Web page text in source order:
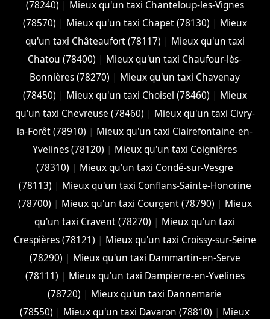
(78240) | Mieux qu'un taxi Chanteloup-les-Vignes
(78570) | Mieux qu'un taxi Chapet (78130) | Mieux
qu'un taxi Châteaufort (78117) | Mieux qu'un taxi
Chatou (78400) | Mieux qu'un taxi Chaufour-lès-
Bonnières (78270) | Mieux qu'un taxi Chavenay
(78450) | Mieux qu'un taxi Choisel (78460) | Mieux
qu'un taxi Chevreuse (78460) | Mieux qu'un taxi Civry-
la-Forêt (78910) | Mieux qu'un taxi Clairefontaine-en-
Yvelines (78120) | Mieux qu'un taxi Coignières
(78310) | Mieux qu'un taxi Condé-sur-Vesgre
(78113) | Mieux qu'un taxi Conflans-Sainte-Honorine
(78700) | Mieux qu'un taxi Courgent (78790) | Mieux
qu'un taxi Cravent (78270) | Mieux qu'un taxi
Crespières (78121) | Mieux qu'un taxi Croissy-sur-Seine
(78290) | Mieux qu'un taxi Dammartin-en-Serve
(78111) | Mieux qu'un taxi Dampierre-en-Yvelines
(78720) | Mieux qu'un taxi Dannemarie
(78550) | Mieux qu'un taxi Davaron (78810) | Mieux